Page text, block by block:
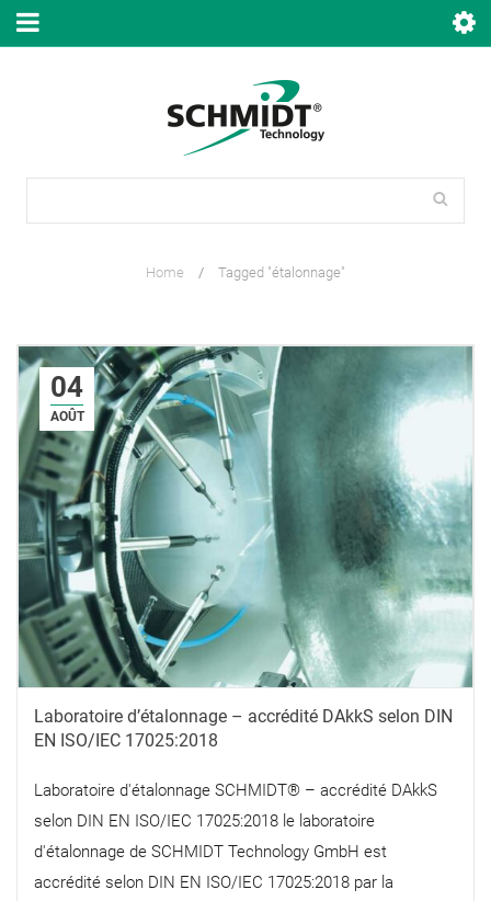
Home / Tagged "étalonnage"
04
AOÛT
Laboratoire d’étalonnage – accrédité DAkkS selon DIN
EN ISO/IEC 17025:2018
Laboratoire d'étalonnage SCHMIDT® – accrédité DAkkS
selon DIN EN ISO/IEC 17025:2018 le laboratoire
d'étalonnage de SCHMIDT Technology GmbH est
accrédité selon DIN EN ISO/IEC 17025:2018 par la